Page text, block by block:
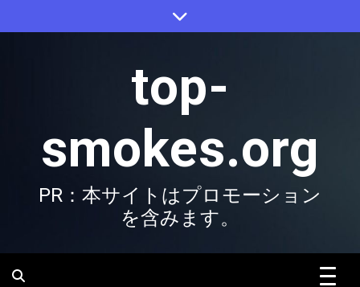
to
top-
smokes.org
PR：本サイトはプロモーション
を含みます。